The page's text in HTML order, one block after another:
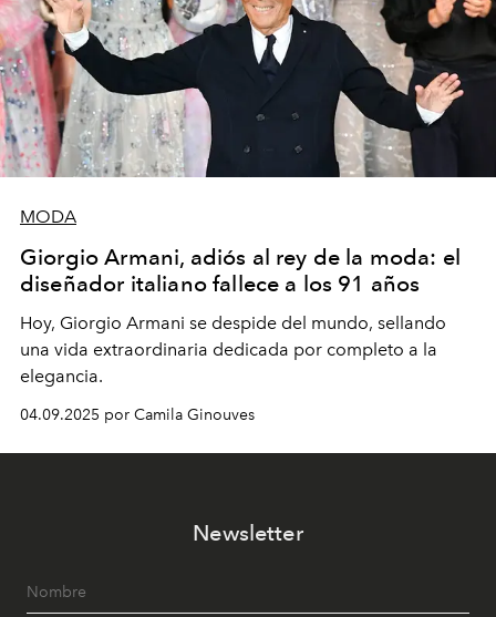
MODA
Giorgio Armani, adiós al rey de la moda: el
diseñador italiano fallece a los 91 años
Hoy, Giorgio Armani se despide del mundo, sellando
una vida extraordinaria dedicada por completo a la
elegancia.
04.09.2025 por Camila Ginouves
Newsletter